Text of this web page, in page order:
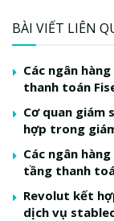
BÀI VIẾT LIÊN
Các ngân
thanh toán
Cơ quan giám
hợp trong
Các ngân
tầng thanh
Revolut kết
dịch vụ